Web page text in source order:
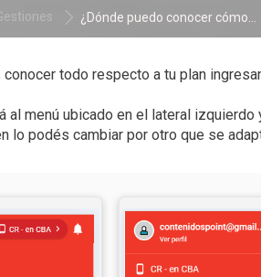
¿Dónde puedo conocer cómo...
todo respecto a tu plan
al menú ubicado en el lateral izquierdo
lo podés cambiar por otro que se